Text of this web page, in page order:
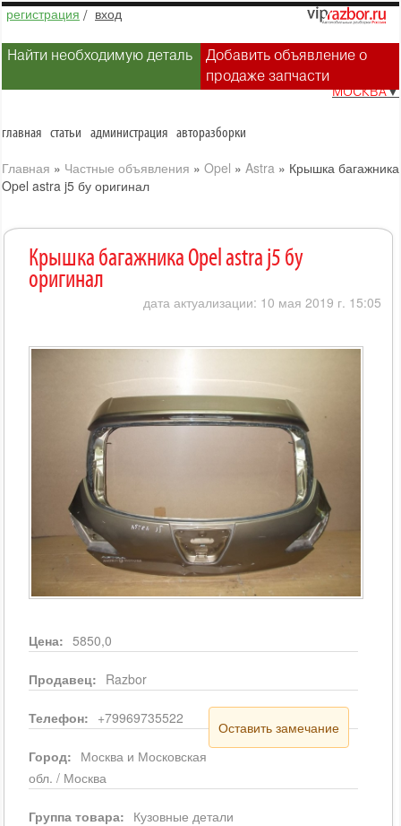
регистрация / вход
Найти необходимую деталь
Добавить объявление о
продаже запчасти
МОСКВА▼
главная статьи администрация авторазборки
Главная » Частные объявления » Opel » Astra » Крышка багажника
Opel astra j5 бу оригинал
Крышка багажника Opel astra j5 бу
оригинал
дата актуализации: 10 мая 2019 г. 15:05
Цена: 5850,0
Продавец: Razbor
Телефон: +79969735522
Оставить замечание
Город: Москва и Московская
обл. / Москва
Группа товара: Кузовные детали